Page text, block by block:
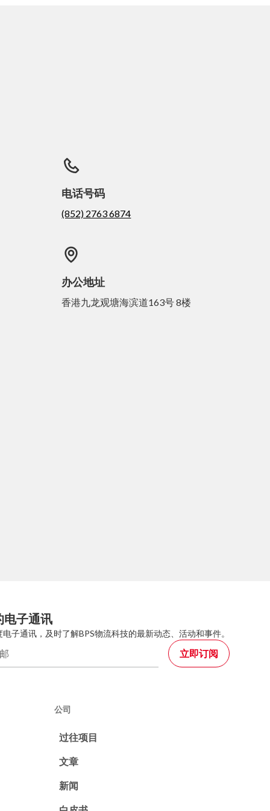
电话号码
(852) 2763 6874
办公地址
香港九龙观塘海滨道163号 8楼
电子通讯
子通讯，及时了解BPS物流科技的最新动态、活动和事件。
公司
过往项目
文章
新闻